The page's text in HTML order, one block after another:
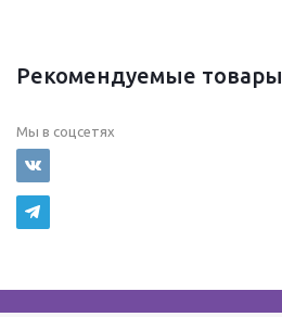
Рекомендуемые товары
Мы в соцсетях